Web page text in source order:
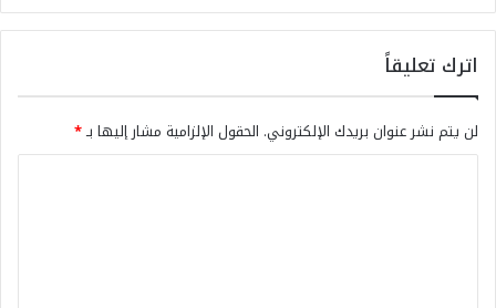
اترك تعليقاً
لن يتم نشر عنوان بريدك الإلكتروني. الحقول الإلزامية مشار إليها بـ*